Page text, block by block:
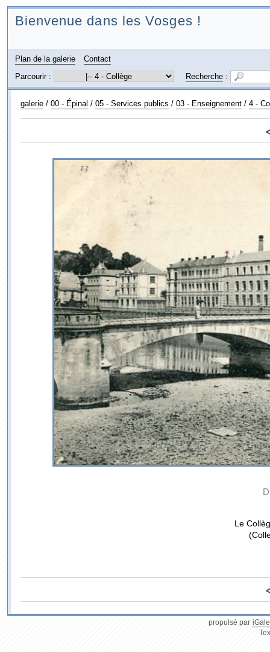
Bienvenue dans les Vosges !
Plan de la galerie
Contact
Parcourir :
Recherche:
galerie/ 00 - Épinal / 05 - Services publics / 03 - Enseignement/ 4 -
Le
propulsé par